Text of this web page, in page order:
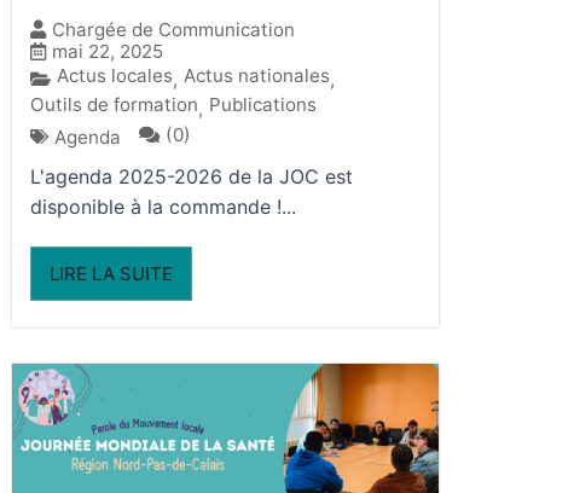
Chargée de Communication
mai 22, 2025
Actus locales, Actus nationales,
Outils de formation, Publications
Agenda
(0)
L'agenda 2025-2026 de la JOC est
disponible à la commande !...
LIRE LA SUITE